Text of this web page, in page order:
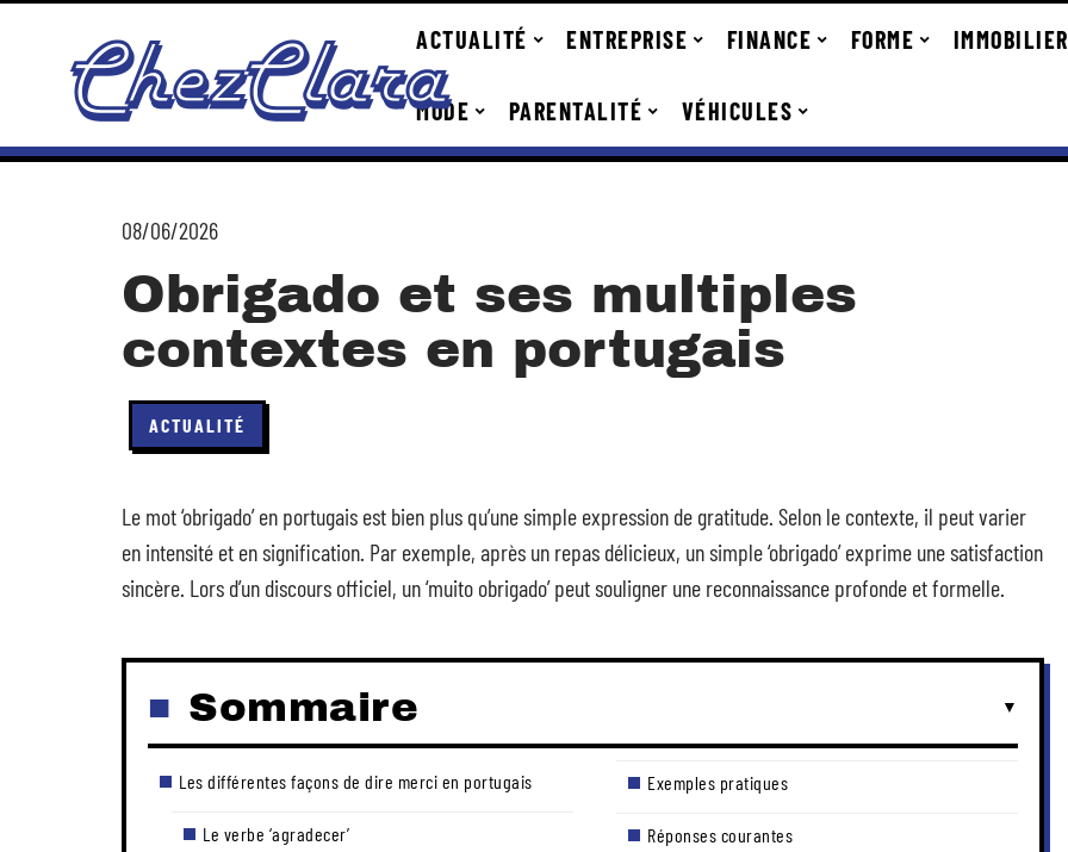
ACTUALITÉ ENTREPRISE FINANCE FORME IMMOBILIER
MODE PARENTALITÉ VÉHICULES
08/06/2026
Obrigado et ses multiples
contextes en portugais
ACTUALITÉ
Le mot ‘obrigado’ en portugais est bien plus qu’une simple expression de gratitude. Selon le contexte, il peut varier
en intensité et en signification. Par exemple, après un repas délicieux, un simple ‘obrigado’ exprime une satisfaction
sincère. Lors d’un discours officiel, un ‘muito obrigado’ peut souligner une reconnaissance profonde et formelle.
Sommaire
Les différentes façons de dire merci en portugais
Le verbe ‘agradecer’
Exemples pratiques
Réponses courantes